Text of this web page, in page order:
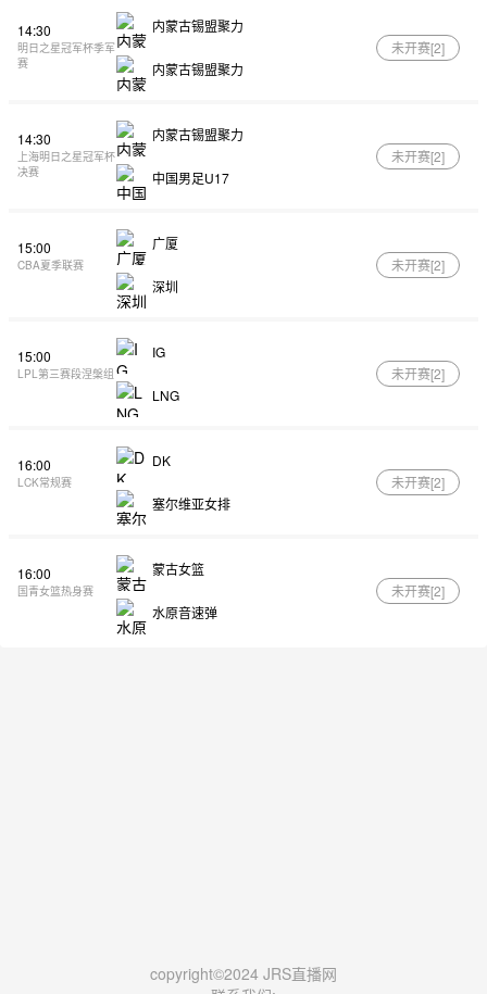
14:30
明日之星冠军杯季军
赛
内蒙古锡盟聚力
内蒙古锡盟聚力
未开赛[2]
14:30
上海明日之星冠军杯
决赛
内蒙古锡盟聚力
中国男足U17
未开赛[2]
15:00
CBA夏季联赛
广厦
深圳
未开赛[2]
15:00
LPL第三赛段涅槃组
IG
LNG
未开赛[2]
16:00
LCK常规赛
DK
塞尔维亚女排
未开赛[2]
16:00
国青女篮热身赛
蒙古女篮
水原音速弹
未开赛[2]
copyright©2024 JRS直播网